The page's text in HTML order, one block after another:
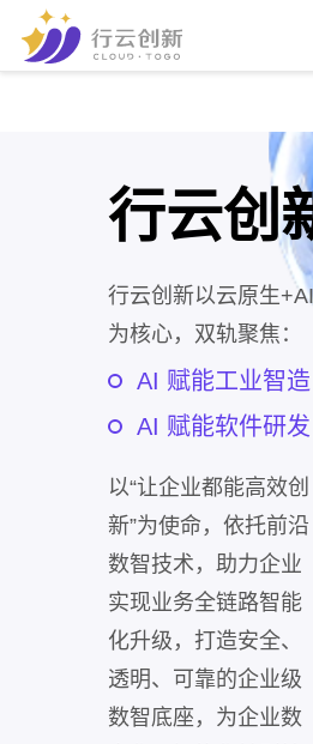
行云创
行云创新以云原生+AI
为核心，双轨聚焦：
AI 赋能工业智造
AI 赋能软件研发
以“让企业都能高效创
新”为使命，依托前沿
数智技术，助力企业
实现业务全链路智能
化升级，打造安全、
透明、可靠的企业级
数智底座，为企业数